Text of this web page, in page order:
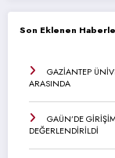
Son Eklenen
GAZİANTEP
ARASINDA
GAÜN’DE
DEĞERLENDİRİLDİ